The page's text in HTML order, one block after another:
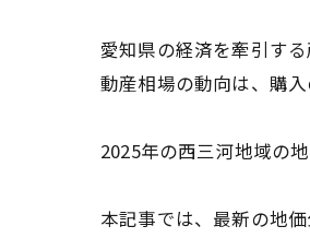
愛知県の経済を牽引す
動産相場の動向は、購
2025年の西三河地域の
本記事では、最新の地